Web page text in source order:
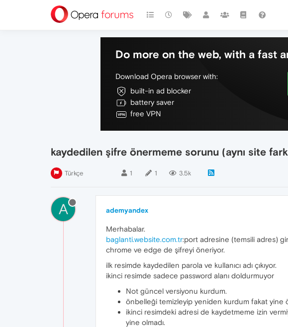
Do more on the web, with a fast
Download Opera browser with:
built-in ad blocker
battery saver
free VPN
kaydedilen şifre önermeme sorunu (aynı site
Türkçe 1 1 3.5k
A ademyandex
Merhabalar.
baglanti.website.com.tr:port adresine (temsili adres)
chrome ve edge de şifreyi öneriyor.
ilk resimde kaydedilen parola ve kullanıcı adı çıkıyor.
ikinci resimde sadece password alanı doldurmuyor
Not güncel versiyonu kurdum.
önbelleği temizleyip yeniden kurdum fakat yine
ikinci resimdeki adresi de kaydetmeme izin
yine olmadı.